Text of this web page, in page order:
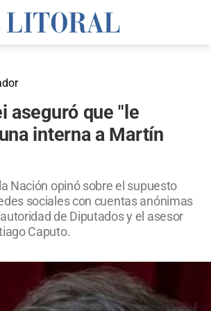
aseguró que "le
interna a Martín
Nación opinó sobre el supuesto
sociales con cuentas anónimas
de Diputados y el asesor
Caputo.